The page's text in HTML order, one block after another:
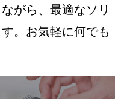
がら、最適なソリ
。お気軽に何でも